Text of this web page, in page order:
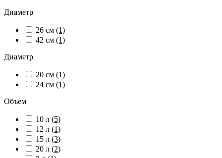
Диаметр
26 см (1)
42 см (1)
Диаметр
20 см (1)
24 см (1)
Объем
10 л (5)
12 л (1)
15 л (3)
20 л (2)